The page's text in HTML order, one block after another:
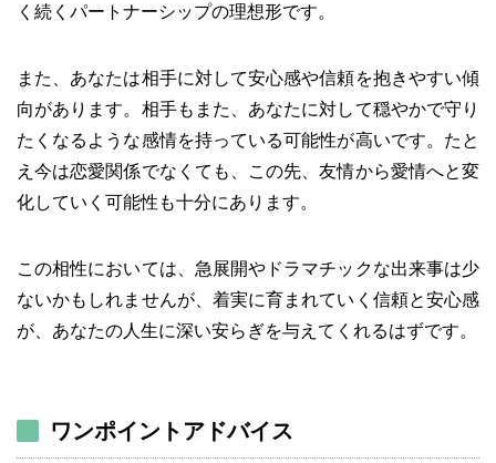
く続くパートナーシップの理想形です。
また、あなたは相手に対して安心感や信頼を抱きやすい傾
向があります。相手もまた、あなたに対して穏やかで守り
たくなるような感情を持っている可能性が高いです。たと
え今は恋愛関係でなくても、この先、友情から愛情へと変
化していく可能性も十分にあります。
この相性においては、急展開やドラマチックな出来事は少
ないかもしれませんが、着実に育まれていく信頼と安心感
が、あなたの人生に深い安らぎを与えてくれるはずです。
ワンポイントアドバイス